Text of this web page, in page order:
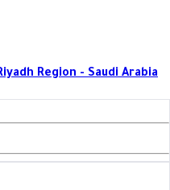
Region - Saudi Arabia